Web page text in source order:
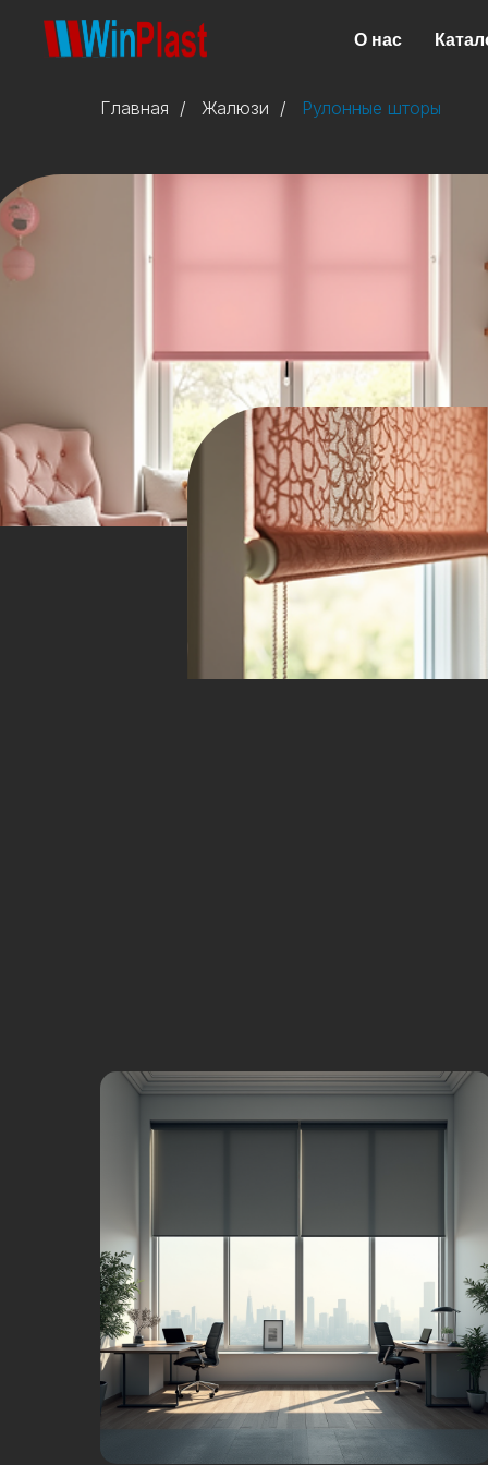
О нас
Главная / Жалюзи / Рулонные шторы